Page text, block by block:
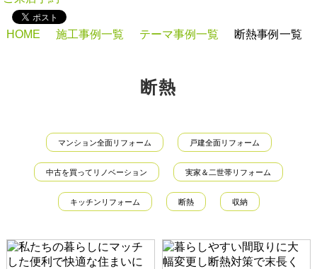
HOME 施工事例一覧 テーマ事例一覧 断熱事例一覧
断熱
マンション全面リフォーム 戸建全面リフォーム
中古を買ってリノベーション 実家＆二世帯リフォーム
キッチンリフォーム 断熱 収納